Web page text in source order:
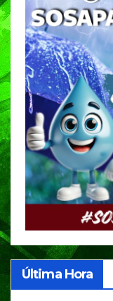
Última Hora